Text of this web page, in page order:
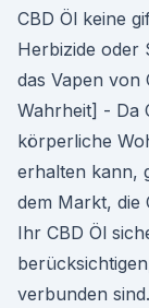
CBD Öl keine
Herbizide oder
das Vapen von
Wahrheit] - Da
körperliche
erhalten kann,
dem Markt, die
Ihr CBD Öl
verbunden